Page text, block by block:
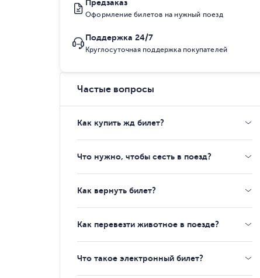
Предзаказ
Оформление билетов на нужный поезд
Поддержка 24/7
Круглосуточная поддержка покупателей
Частые вопросы
Как купить жд билет?
Что нужно, чтобы сесть в поезд?
Как вернуть билет?
Как перевезти животное в поезде?
Что такое электронный билет?